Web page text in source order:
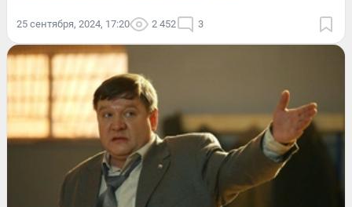
25 сентября, 2024, 17:20 2 452 3